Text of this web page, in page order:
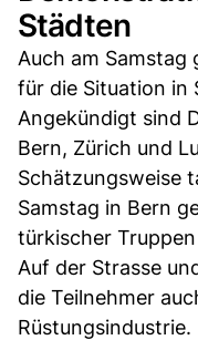
Städten
Auch am Samstag
für die Situation in
Angekündigt sind
Bern, Zürich und
Schätzungsweise
Samstag in Bern
türkischer
Auf der Strasse
die Teilnehmer
Rüstungsindustrie.